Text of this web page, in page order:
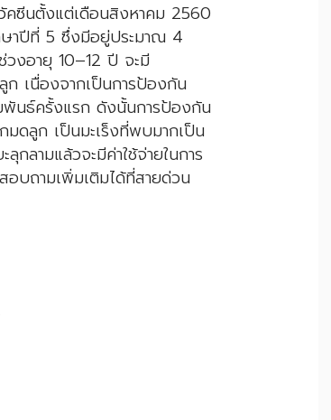
คซีนตั้งแต่เดือนสิงหาคม 2560
าปีที่ 5 ซึ่งมีอยู่ประมาณ 4
วงอายุ 10–12 ปี จะมี
ก เนื่องจากเป็นการป้องกัน
นธ์ครั้งแรก ดังนั้นการป้องกัน
มดลูก เป็นมะเร็งที่พบมากเป็น
กลามแล้วจะมีค่าใช้จ่ายในการ
บถามเพิ่มเติมได้ที่สายด่วน